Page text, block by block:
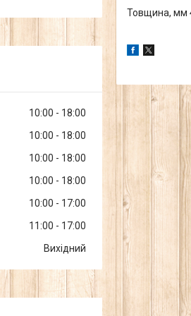
Товщина, мм
10:00
18:00
10:00
18:00
10:00
18:00
10:00
18:00
10:00
17:00
11:00
17:00
Вихідний